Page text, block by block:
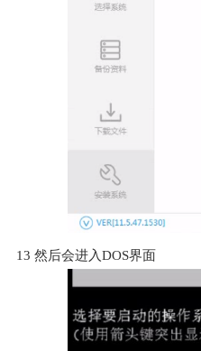
13 然后会进入DOS界面